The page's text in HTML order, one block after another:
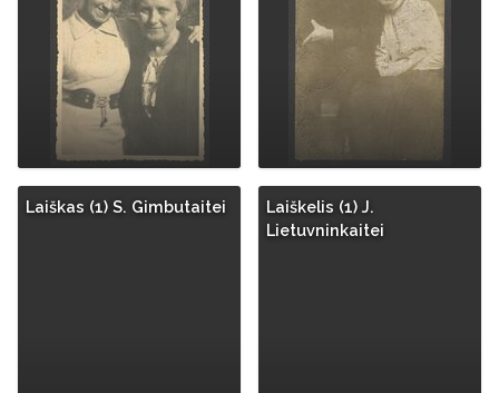
Laiškas (1) S. Gimbutaitei
Laiškelis (1) J.
Lietuvninkaitei